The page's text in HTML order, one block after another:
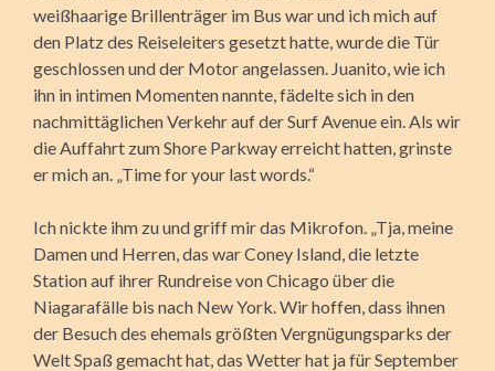
weißhaarige Brillenträger im Bus war und ich mich auf
den Platz des Reiseleiters gesetzt hatte, wurde die Tür
geschlossen und der Motor angelassen. Juanito, wie ich
ihn in intimen Momenten nannte, fädelte sich in den
nachmittäglichen Verkehr auf der Surf Avenue ein. Als wir
die Auffahrt zum Shore Parkway erreicht hatten, grinste
er mich an. „Time for your last words.“
Ich nickte ihm zu und griff mir das Mikrofon. „Tja, meine
Damen und Herren, das war Coney Island, die letzte
Station auf ihrer Rundreise von Chicago über die
Niagarafälle bis nach New York. Wir hoffen, dass ihnen
der Besuch des ehemals größten Vergnügungsparks der
Welt Spaß gemacht hat, das Wetter hat ja für September